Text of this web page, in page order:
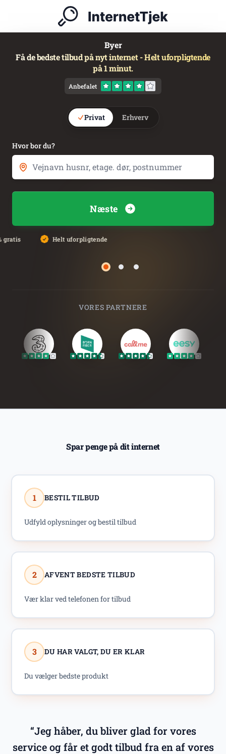
Byer
Få de bedste tilbud på nyt internet - Helt uforpligtende
på 1 minut.
Anbefalet
Privat Erhverv
Hvor bor du?
Næste
gratis Helt uforpligtende
Side 1Side 2Side 3
VORES PARTNERE
Spar penge på dit internet
1 BESTIL TILBUD
Udfyld oplysninger og bestil tilbud
2 AFVENT BEDSTE TILBUD
Vær klar ved telefonen for tilbud
3 DU HAR VALGT, DU ER KLAR
Du vælger bedste produkt
“Jeg håber, du bliver glad for vores
service og får et godt tilbud fra en af vores